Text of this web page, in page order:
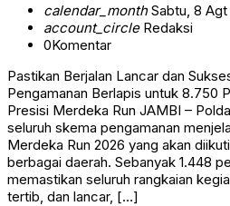
calendar_monthSabtu, 8 Agt
account_circleRedaksi
0Komentar
Pastikan Berjalan Lancar dan
Pengamanan Berlapis untuk 8.750
Presisi Merdeka Run JAMBI –
seluruh skema pengamanan
Merdeka Run 2026 yang akan
berbagai daerah. Sebanyak 1.448
memastikan seluruh rangkaian
tertib, dan lancar, […]